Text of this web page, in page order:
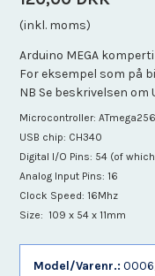
(inkl. moms)
Arduino MEGA
For eksempel som på
NB Se beskrivelsen om
Microcontroller:
USB chip: CH340
Digital I/O Pins: 54 (of
Analog Input Pins: 16
Clock Speed: 16Mhz
Size:109 x 54 x 11mm
Model/Varenr.: